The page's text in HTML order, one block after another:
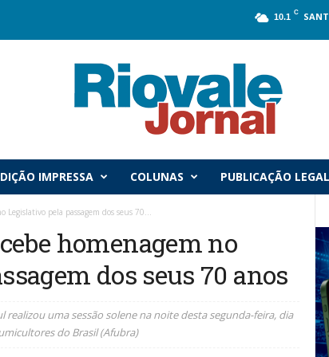
10.1 C
IMPRESSA COLUNAS PUBLICAÇÃO LEGAL
pela passagem dos seus 70...
homenagem no
dos seus 70 anos
realizou uma sessão solene na noite desta segunda-feira, dia
do Brasil (Afubra)